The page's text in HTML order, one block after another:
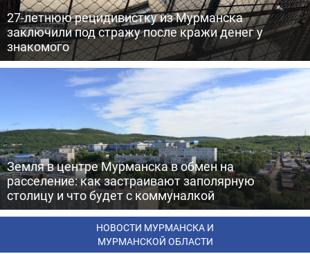
27-летнюю рецидивистку из Мурманска
заключили под стражу после кражи денег у
знакомого
Земля в центре Мурманска в обмен на
расселение: как застраивают заполярную
столицу и что будет с коммуналкой
НОВОСТИ МУРМАНСКА И
МУРМАНСКОЙ ОБЛАСТИ